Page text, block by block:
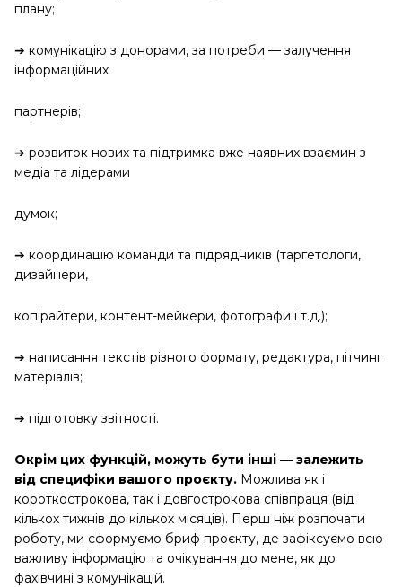
плану;
➔ комунікацію з донорами, за потреби — залучення
інформаційних
партнерів;
➔ розвиток нових та підтримка вже наявних взаємин з
медіа та лідерами
думок;
➔ координацію команди та підрядників (таргетологи,
дизайнери,
копірайтери, контент-мейкери, фотографи і т.д.);
➔ написання текстів різного формату, редактура, пітчинг
матеріалів;
➔ підготовку звітності.
Окрім цих функцій, можуть бути інші — залежить
від специфіки вашого проєкту. Можлива як і
короткострокова, так і довгострокова співпраця (від
кількох тижнів до кількох місяців). Перш ніж розпочати
роботу, ми сформуємо бриф проєкту, де зафіксуємо всю
важливу інформацію та очікування до мене, як до
фахівчині з комунікацій.